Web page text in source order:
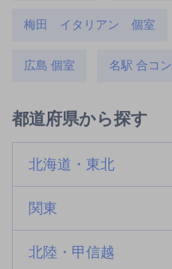
梅田 イタリアン 個室
広島 個室 名駅 合コン
都道府県から探す
北海道・東北
関東
北陸・甲信越